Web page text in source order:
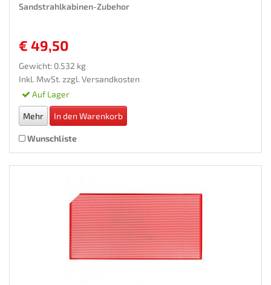
Sandstrahlkabinen-Zubehor
€ 49,50
Gewicht: 0.532 kg
Inkl. MwSt. zzgl. Versandkosten
Auf Lager
Mehr In den Warenkorb
Wunschliste